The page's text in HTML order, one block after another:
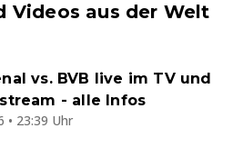
Videos aus der Welt
vs. BVB live im TV und
- alle Infos
• 23:39 Uhr